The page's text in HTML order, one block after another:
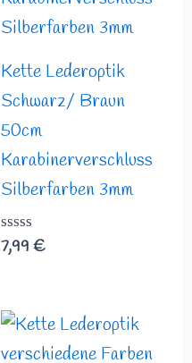
Kette Lederoptik
Schwarz/ Braun
50cm
Karabinerverschluss
Silberfarben 3mm
Bewertet
mit
7,99 €